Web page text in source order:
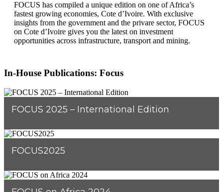
FOCUS has compiled a unique edition on one of Africa’s
fastest growing economies, Cote d’Ivoire. With exclusive
insights from the government and the privare sector, FOCUS
on Cote d’Ivoire gives you the latest on investment
opportunities across infrastructure, transport and mining.
In-House Publications: Focus
FOCUS 2025 – International Edition
FOCUS2025